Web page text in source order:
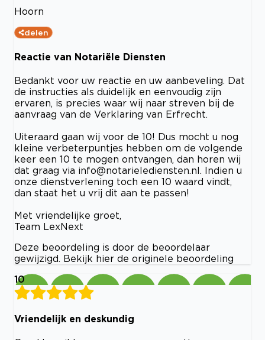
Hoorn
delen
Reactie van Notariële Diensten
Bedankt voor uw reactie en uw aanbeveling. Dat
de instructies als duidelijk en eenvoudig zijn
ervaren, is precies waar wij naar streven bij de
aanvraag van de Verklaring van Erfrecht.
Uiteraard gaan wij voor de 10! Dus mocht u nog
kleine verbeterpuntjes hebben om de volgende
keer een 10 te mogen ontvangen, dan horen wij
dat graag via info@notarielediensten.nl. Indien u
onze dienstverlening toch een 10 waard vindt,
dan staat het u vrij dit aan te passen!
Met vriendelijke groet,
Team LexNext
Deze beoordeling is door de beoordelaar
gewijzigd. Bekijk hier de originele beoordeling
10
Vriendelijk en deskundig